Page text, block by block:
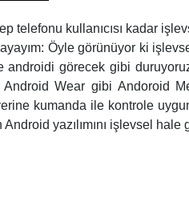
telefonu kullanıcısı kadar
Öyle görünüyor ki
androidi görecek gibi
Wear gibi Andoroid
kumanda ile kontrole
yazılımını işlevsel hale